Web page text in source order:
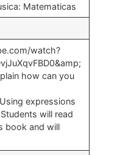
Matematicas
watch?
how can you
expressions
will read
book and will